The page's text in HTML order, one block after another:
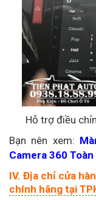
Hỗ trợ điều
Bạn nên xem:
Camera 360 Toàn
IV. Địa chỉ cửa
chính hãng tại